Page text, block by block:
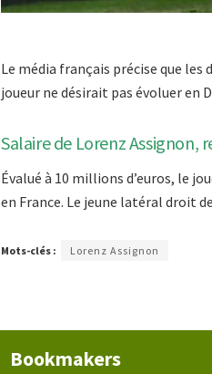
Le média français précise que
joueur ne désirait pas évoluer en
Salaire de Lorenz Assignon,
Évalué à 10 millions d’euros, le
en France. Le jeune latéral droit
Mots-clés : Lorenz Assignon
Bookmakers